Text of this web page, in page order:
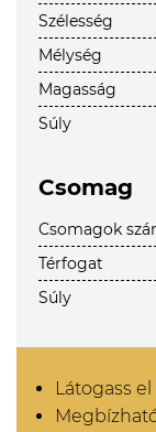
Szélesség
Mélység
Magasság
Súly
Csomag
Csomagok
Térfogat
Súly
Látogass el